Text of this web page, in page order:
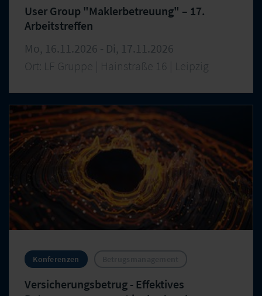
User Group "Maklerbetreuung" – 17.
Arbeitstreffen
Mo, 16.11.2026 - Di, 17.11.2026
Ort: LF Gruppe | Hainstraße 16 | Leipzig
Konferenzen
Versicherungsbetrug - Effektives